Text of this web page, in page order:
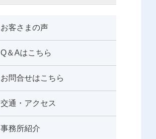
お客さまの声
Q＆Aはこちら
お問合せはこちら
交通・アクセス
事務所紹介